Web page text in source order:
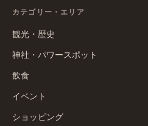
カテゴリー・エリア
観光・歴史
神社・パワースポット
飲食
イベント
ショッピング